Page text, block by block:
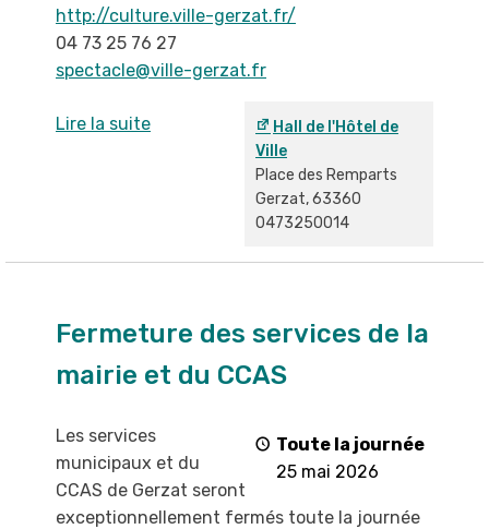
http://culture.ville-gerzat.fr/
04 73 25 76 27
spectacle@ville-gerzat.fr
Hall de l'Hôtel de
Ville
Place des Remparts
Gerzat,63360
0473250014
Lire la suite
services
mairie
CCAS
Fermeture des services de la
mairie et du CCAS
Toute la journée
25 mai 2026
Les services
municipaux et du
CCAS de Gerzat seront
exceptionnellement fermés toute la journée